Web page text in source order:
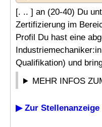
[. .. ] an (20-40) Du
Zertifizierung im
Profil Du hast eine
Qualifikation) und
MEHR INFOS
▶ Zur Stellenanzeige